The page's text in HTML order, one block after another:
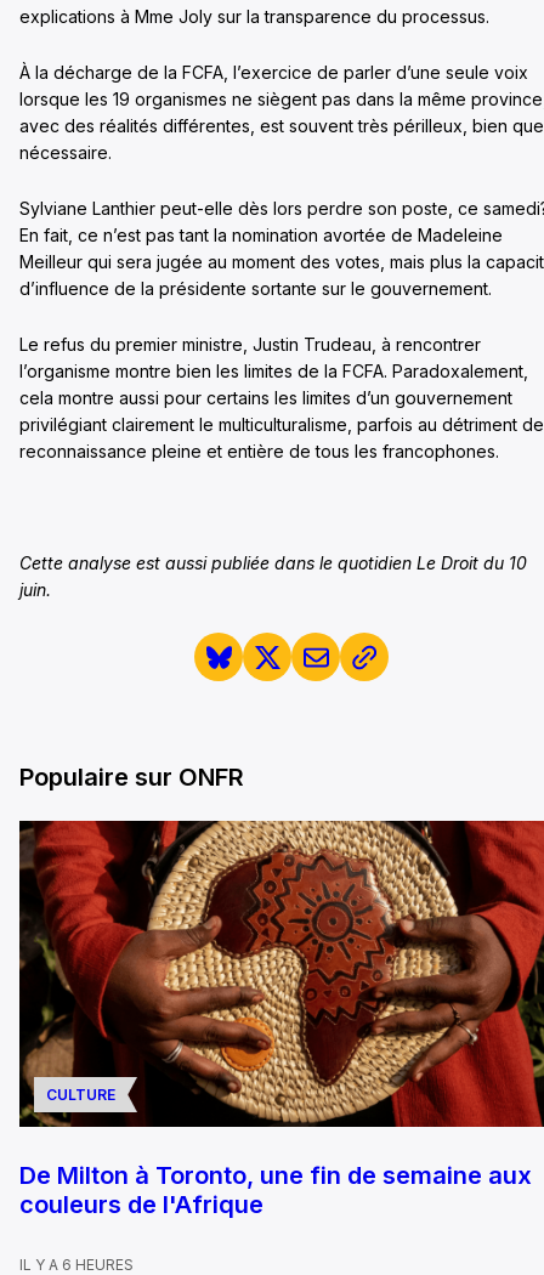
explications à Mme Joly sur la transparence du processus.
À la décharge de la FCFA, l’exercice de parler d’une seule voix
lorsque les 19 organismes ne siègent pas dans la même
avec des réalités différentes, est souvent très périlleux, bien que
nécessaire.
Sylviane Lanthier peut-elle dès lors perdre son poste, ce
En fait, ce n’est pas tant la nomination avortée de Madeleine
Meilleur qui sera jugée au moment des votes, mais plus la
d’influence de la présidente sortante sur le gouvernement.
Le refus du premier ministre, Justin Trudeau, à rencontrer
l’organisme montre bien les limites de la FCFA. Paradoxalement,
cela montre aussi pour certains les limites d’un gouvernement
privilégiant clairement le multiculturalisme, parfois au détriment
reconnaissance pleine et entière de tous les francophones.
Cette analyse est aussi publiée dans le quotidien Le Droit du 10
juin.
Populaire sur ONFR
CULTURE
De Milton à Toronto, une fin de semaine aux
couleurs de l'Afrique
IL Y A 6 HEURES